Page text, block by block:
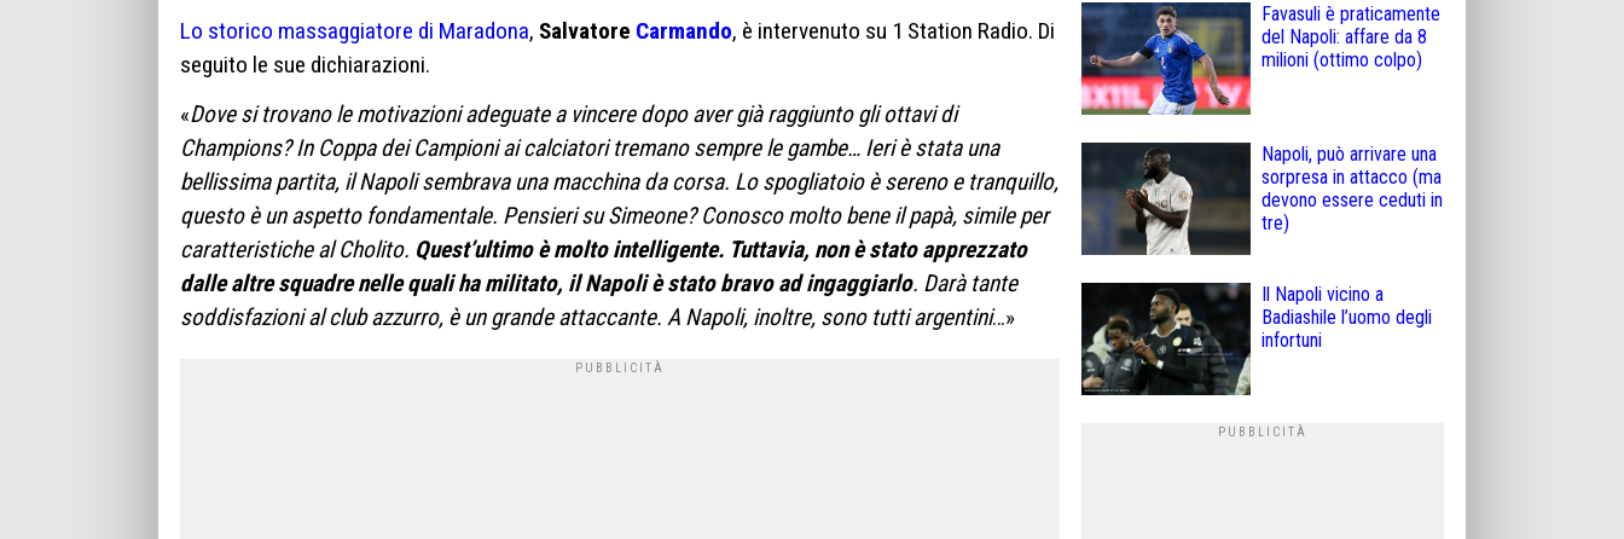
Lo storico massaggiatore di Maradona, Salvatore Carmando, è intervenuto su 1 Station Radio. Di
seguito le sue dichiarazioni.
«Dove si trovano le motivazioni adeguate a vincere dopo aver già raggiunto gli ottavi di
Champions? In Coppa dei Campioni ai calciatori tremano sempre le gambe… Ieri è stata una
bellissima partita, il Napoli sembrava una macchina da corsa. Lo spogliatoio è sereno e tranquillo,
questo è un aspetto fondamentale. Pensieri su Simeone? Conosco molto bene il papà, simile per
caratteristiche al Cholito. Quest’ultimo è molto intelligente. Tuttavia, non è stato apprezzato
dalle altre squadre nelle quali ha militato, il Napoli è stato bravo ad ingaggiarlo. Darà tante
soddisfazioni al club azzurro, è un grande attaccante. A Napoli, inoltre, sono tutti argentini…»
Favasuli è praticamente
del Napoli: affare da 8
milioni (ottimo colpo)
Napoli, può arrivare una
sorpresa in attacco (ma
devono essere ceduti in
tre)
Il Napoli vicino a
Badiashile l’uomo degli
infortuni